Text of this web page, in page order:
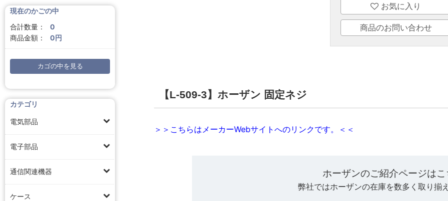
現在のかごの中
合計数量：
0
商品金額：
0円
カゴの中を見る
カテゴリ
電気部品
電子部品
通信関連機器
ケース
お気に入り
商品のお問い合わせ
【L-509-3】ホーザン 固定ネジ
＞＞こちらはメーカーWebサイトへのリンクです。＜＜
ホーザンのご紹介ページはこ
弊社ではホーザンの在庫を数多く取り揃